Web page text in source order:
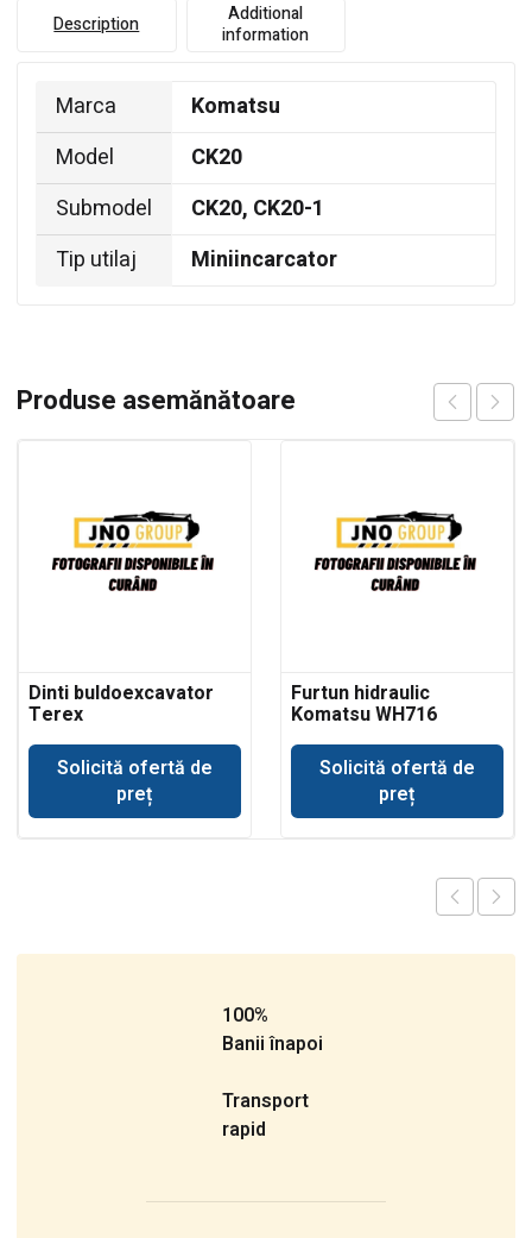
Description
Additional
information
Marca
Komatsu
Model
CK20
Submodel
CK20, CK20-1
Tip utilaj
Miniincarcator
Produse asemănătoare
Dinti buldoexcavator
Terex
Solicită ofertă de
preț
Furtun hidraulic
Komatsu WH716
Solicită ofertă de
preț
100%
Banii înapoi
Transport
rapid